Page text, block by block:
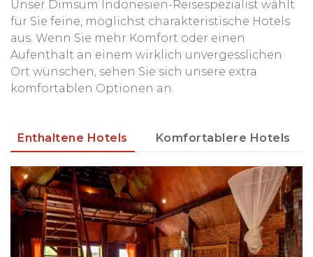
Unser Dimsum Indonesien-Reisespezialist wählt
für Sie feine, möglichst charakteristische Hotels
aus. Wenn Sie mehr Komfort oder einen
Aufenthalt an einem wirklich unvergesslichen
Ort wünschen, sehen Sie sich unsere extra
komfortablen Optionen an.
Enthaltene Hotels Komfortablere Hotels